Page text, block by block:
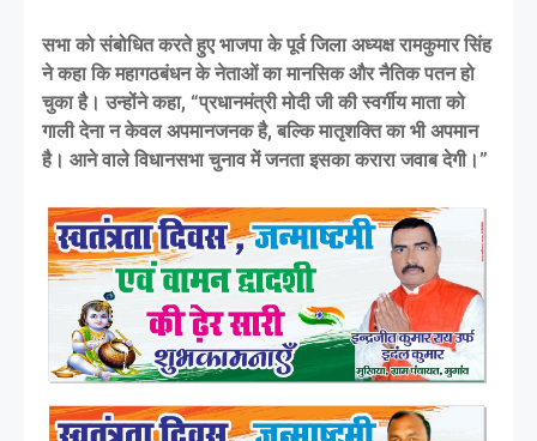
सभा को संबोधित करते हुए भाजपा के पूर्व जिला अध्यक्ष रामकुमार सिंह
ने कहा कि महागठबंधन के नेताओं का मानसिक और नैतिक पतन हो
चुका है। उन्होंने कहा, “प्रधानमंत्री मोदी जी की स्वर्गीय माता को
गाली देना न केवल अपमानजनक है, बल्कि मातृशक्ति का भी अपमान
है। आने वाले विधानसभा चुनाव में जनता इसका करारा जवाब देगी।”